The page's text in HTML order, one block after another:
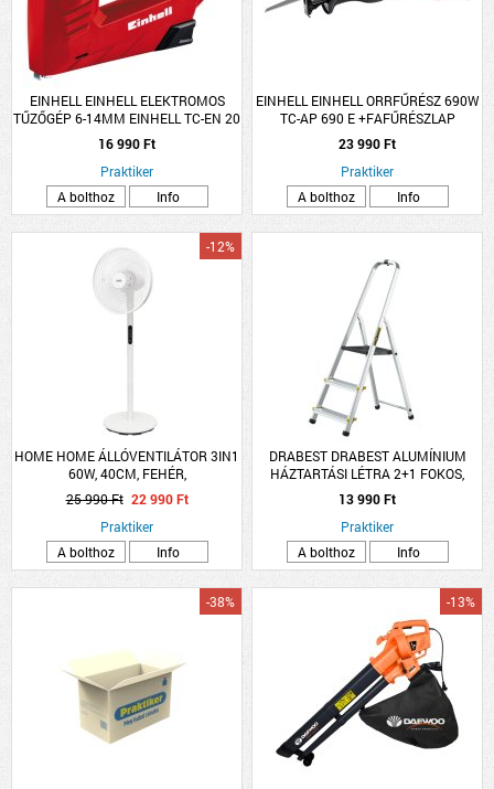
EINHELL EINHELL ELEKTROMOS
TŰZŐGÉP 6-14MM EINHELL TC-EN 20
E, TŰZŐKAPOCSSAL ÉS SZEGGEL
16 990 Ft
Praktiker
A bolthoz
Info
EINHELL EINHELL ORRFŰRÉSZ 690W
TC-AP 690 E +FAFŰRÉSZLAP
23 990 Ft
Praktiker
A bolthoz
Info
HOME HOME ÁLLÓVENTILÁTOR 3IN1
60W, 40CM, FEHÉR,
TÁVIRÁNYÍTÓVAL
-12%
25 990 Ft 22 990 Ft
Praktiker
A bolthoz
Info
DRABEST DRABEST ALUMÍNIUM
HÁZTARTÁSI LÉTRA 2+1 FOKOS,
MAX. 150KG
13 990 Ft
Praktiker
A bolthoz
Info
-38% -13%